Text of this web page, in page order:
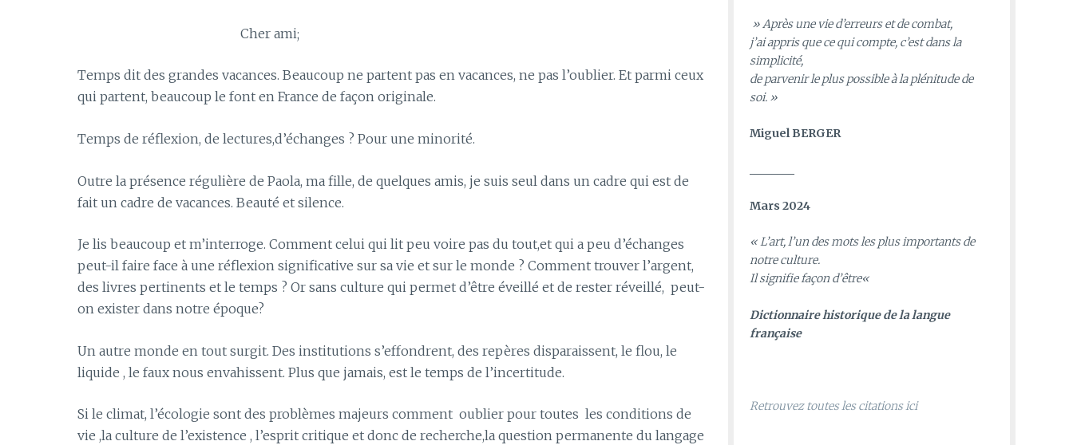
Cher ami;
Temps dit des grandes vacances. Beaucoup ne partent pas en vacances, ne pas l’oublier. Et parmi ceux
qui partent, beaucoup le font en France de façon originale.
Temps de réflexion, de lectures,d’échanges ? Pour une minorité.
Outre la présence régulière de Paola, ma fille, de quelques amis, je suis seul dans un cadre qui est de
fait un cadre de vacances. Beauté et silence.
Je lis beaucoup et m’interroge. Comment celui qui lit peu voire pas du tout,et qui a peu d’échanges
peut-il faire face à une réflexion significative sur sa vie et sur le monde ? Comment trouver l’argent,
des livres pertinents et le temps ? Or sans culture qui permet d’être éveillé et de rester réveillé, peut-
on exister dans notre époque?
Un autre monde en tout surgit. Des institutions s’effondrent, des repères disparaissent, le flou, le
liquide , le faux nous envahissent. Plus que jamais, est le temps de l’incertitude.
Si le climat, l’écologie sont des problèmes majeurs comment oublier pour toutes les conditions de
vie ,la culture de l’existence , l’esprit critique et donc de recherche,la question permanente du langage
» Après une vie d’erreurs et de combat,
j’ai appris que ce qui compte, c’est dans la
simplicité,
de parvenir le plus possible à la plénitude de
soi. »
Miguel BERGER
Mars 2024
«L’art, l’un des mots les plus importants de
notre culture.
Il signifie façon d’être«
Dictionnaire historique de la langue
française
Retrouvez toutes les citations ici